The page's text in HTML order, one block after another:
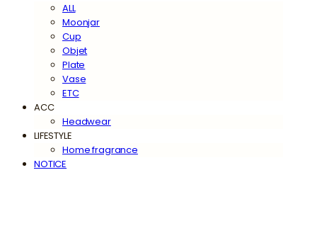
ALL
Moonjar
Cup
Objet
Plate
Vase
ETC
ACC
Headwear
LIFESTYLE
Home fragrance
NOTICE